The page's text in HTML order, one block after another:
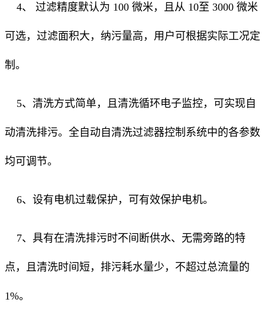
4、 过滤精度默认为 100 微米，且从 10至 3000 微米
可选，过滤面积大，纳污量高，用户可根据实际工况定
制。
5、清洗方式简单，且清洗循环电子监控，可实现自
动清洗排污。全自动自清洗过滤器控制系统中的各参数
均可调节。
6、设有电机过载保护，可有效保护电机。
7、具有在清洗排污时不间断供水、无需旁路的特
点，且清洗时间短，排污耗水量少，不超过总流量的
1%。